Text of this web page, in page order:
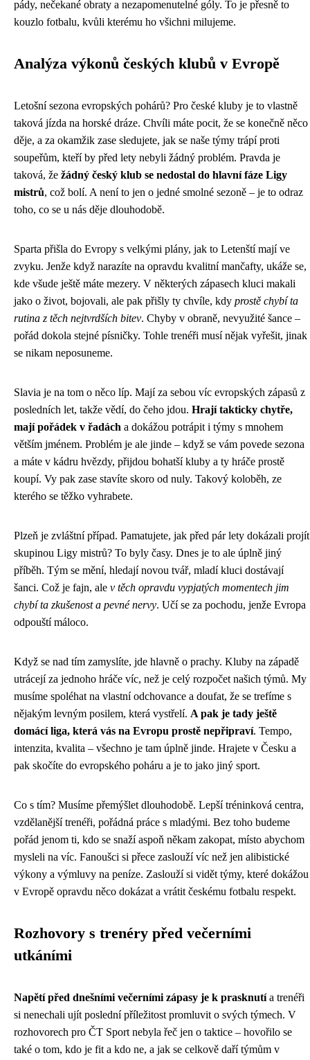
pády, nečekané obraty a nezapomenutelné góly. To je přesně to
kouzlo fotbalu, kvůli kterému ho všichni milujeme.
Analýza výkonů českých klubů v Evropě
Letošní sezona evropských pohárů? Pro české kluby je to vlastně
taková jízda na horské dráze. Chvíli máte pocit, že se konečně něco
děje, a za okamžik zase sledujete, jak se naše týmy trápí proti
soupeřům, kteří by před lety nebyli žádný problém. Pravda je
taková, že žádný český klub se nedostal do hlavní fáze Ligy
mistrů, což bolí. A není to jen o jedné smolné sezoně – je to odraz
toho, co se u nás děje dlouhodobě.
Sparta přišla do Evropy s velkými plány, jak to Letenští mají ve
zvyku. Jenže když narazíte na opravdu kvalitní mančafty, ukáže se,
kde všude ještě máte mezery. V některých zápasech kluci makali
jako o život, bojovali, ale pak přišly ty chvíle, kdy prostě chybí ta
rutina z těch nejtvrdších bitev. Chyby v obraně, nevyužité šance –
pořád dokola stejné písničky. Tohle trenéři musí nějak vyřešit, jinak
se nikam neposuneme.
Slavia je na tom o něco líp. Mají za sebou víc evropských zápasů z
posledních let, takže vědí, do čeho jdou. Hrají takticky chytře,
mají pořádek v řadách a dokážou potrápit i týmy s mnohem
větším jménem. Problém je ale jinde – když se vám povede sezona
a máte v kádru hvězdy, přijdou bohatší kluby a ty hráče prostě
koupí. Vy pak zase stavíte skoro od nuly. Takový koloběh, ze
kterého se těžko vyhrabete.
Plzeň je zvláštní případ. Pamatujete, jak před pár lety dokázali projít
skupinou Ligy mistrů? To byly časy. Dnes je to ale úplně jiný
příběh. Tým se mění, hledají novou tvář, mladí kluci dostávají
šanci. Což je fajn, ale v těch opravdu vypjatých momentech jim
chybí ta zkušenost a pevné nervy. Učí se za pochodu, jenže Evropa
odpouští máloco.
Když se nad tím zamyslíte, jde hlavně o prachy. Kluby na západě
utrácejí za jednoho hráče víc, než je celý rozpočet našich týmů. My
musíme spoléhat na vlastní odchovance a doufat, že se trefíme s
nějakým levným posilem, která vystřelí. A pak je tady ještě
domácí liga, která vás na Evropu prostě nepřipraví. Tempo,
intenzita, kvalita – všechno je tam úplně jinde. Hrajete v Česku a
pak skočíte do evropského poháru a je to jako jiný sport.
Co s tím? Musíme přemýšlet dlouhodobě. Lepší tréninková centra,
vzdělanější trenéři, pořádná práce s mladými. Bez toho budeme
pořád jenom ti, kdo se snaží aspoň někam zakopat, místo abychom
mysleli na víc. Fanoušci si přece zaslouží víc než jen alibistické
výkony a výmluvy na peníze. Zaslouží si vidět týmy, které dokážou
v Evropě opravdu něco dokázat a vrátit českému fotbalu respekt.
Rozhovory s trenéry před večerními
utkáními
Napětí před dnešními večerními zápasy je k prasknutía trenéři
si nenechali ujít poslední příležitost promluvit o svých týmech. V
rozhovorech pro ČT Sport nebyla řeč jen o taktice – hovořilo se
také o tom, kdo je fit a kdo ne, a jak se celkově daří týmům v